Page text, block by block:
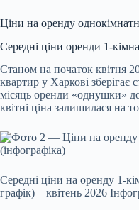
Ціни на оренду
Середні ціни оренди 1-
Станом на початок квітня
квартир у Харкові зберігає
місяць оренди «однушки»
квітні ціна залишилася на
Середні ціни на оренду 1-
графік) – квітень 2026